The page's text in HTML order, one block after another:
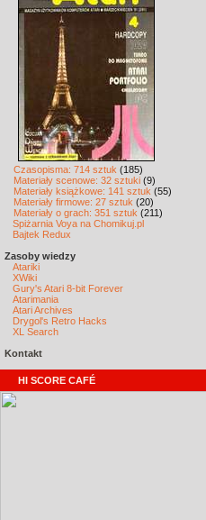
Czasopisma: 714 sztuk (185)
Materiały scenowe: 32 sztuki (9)
Materiały książkowe: 141 sztuk (55)
Materiały firmowe: 27 sztuk (20)
Materiały o grach: 351 sztuk (211)
Spiżarnia Voya na Chomikuj.pl
Bajtek Redux
Zasoby wiedzy
Atariki
XWiki
Gury's Atari 8-bit Forever
Atarimania
Atari Archives
Drygol's Retro Hacks
XL Search
Kontakt
HI SCORE CAFÉ